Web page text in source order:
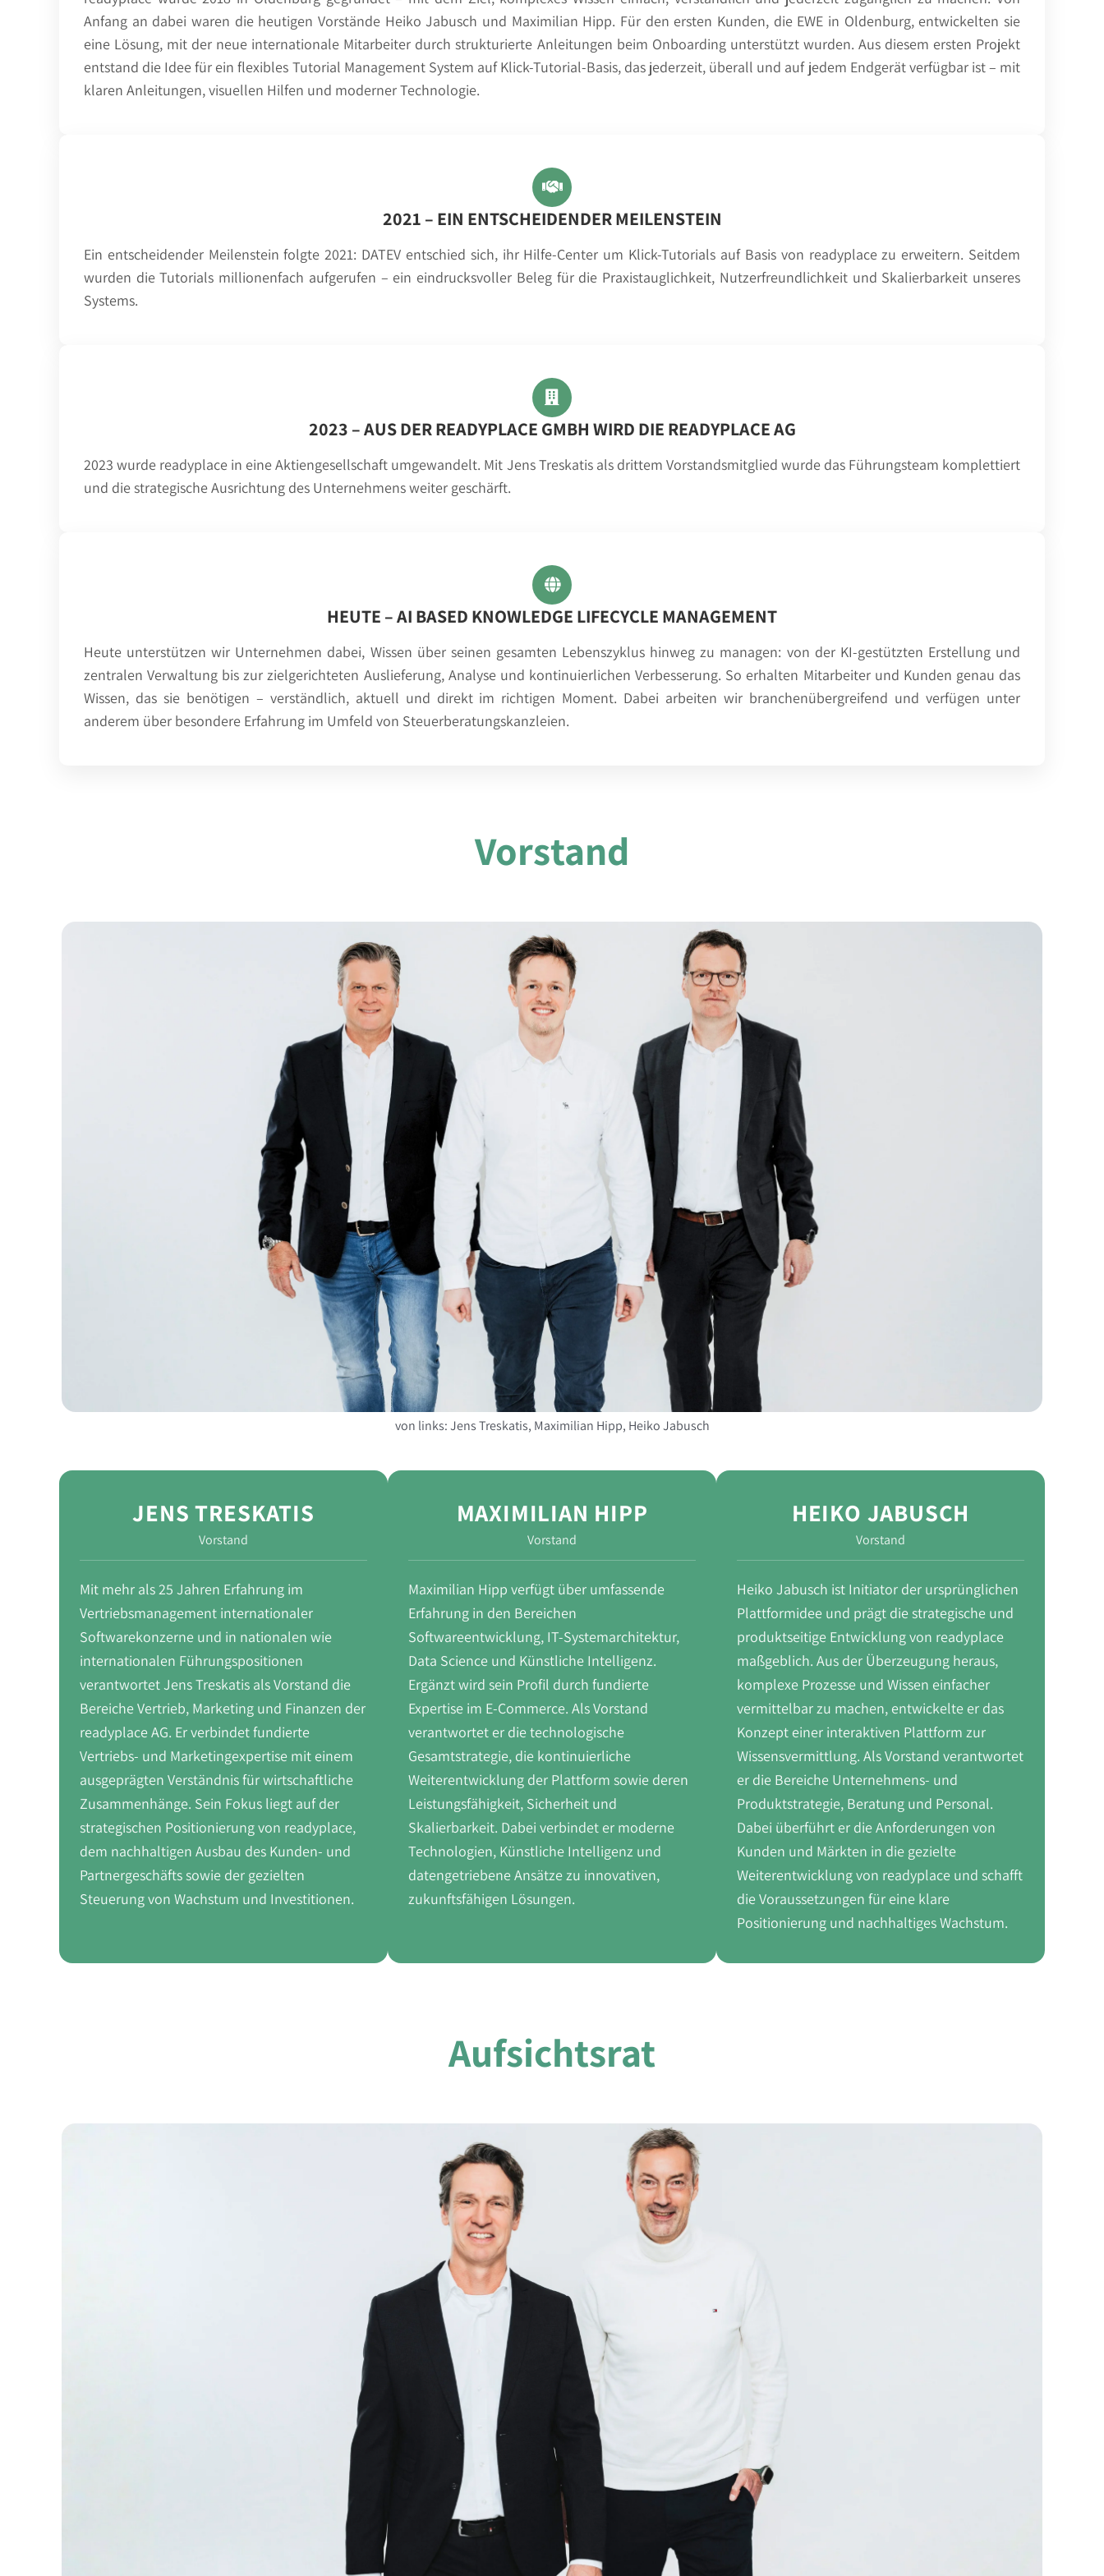
Anfang an dabei waren die heutigen Vorstände Heiko Jabusch und Maximilian Hipp. Für den ersten Kunden, die EWE in Oldenburg, entwickelten sie
eine Lösung, mit der neue internationale Mitarbeiter durch strukturierte Anleitungen beim Onboarding unterstützt wurden. Aus diesem ersten Projekt
entstand die Idee für ein flexibles Tutorial Management System auf Klick-Tutorial-Basis, das jederzeit, überall und auf jedem Endgerät verfügbar ist – mit
klaren Anleitungen, visuellen Hilfen und moderner Technologie.
2021 – EIN ENTSCHEIDENDER MEILENSTEIN
Ein entscheidender Meilenstein folgte 2021: DATEV entschied sich, ihr Hilfe-Center um Klick-Tutorials auf Basis von readyplace zu erweitern. Seitdem
wurden die Tutorials millionenfach aufgerufen – ein eindrucksvoller Beleg für die Praxistauglichkeit, Nutzerfreundlichkeit und Skalierbarkeit unseres
Systems.
2023 – AUS DER READYPLACE GMBH WIRD DIE READYPLACE AG
2023 wurde readyplace in eine Aktiengesellschaft umgewandelt. Mit Jens Treskatis als drittem Vorstandsmitglied wurde das Führungsteam komplettiert
und die strategische Ausrichtung des Unternehmens weiter geschärft.
HEUTE – AI BASED KNOWLEDGE LIFECYCLE MANAGEMENT
Heute unterstützen wir Unternehmen dabei, Wissen über seinen gesamten Lebenszyklus hinweg zu managen: von der KI-gestützten Erstellung und
zentralen Verwaltung bis zur zielgerichteten Auslieferung, Analyse und kontinuierlichen Verbesserung. So erhalten Mitarbeiter und Kunden genau das
Wissen, das sie benötigen – verständlich, aktuell und direkt im richtigen Moment. Dabei arbeiten wir branchenübergreifend und verfügen unter
anderem über besondere Erfahrung im Umfeld von Steuerberatungskanzleien.
Vorstand
von links: Jens Treskatis, Maximilian Hipp, Heiko Jabusch
JENS TRESKATIS
Vorstand
Mit mehr als 25 Jahren Erfahrung im
Vertriebsmanagement internationaler
Softwarekonzerne und in nationalen wie
internationalen Führungspositionen
verantwortet Jens Treskatis als Vorstand die
Bereiche Vertrieb, Marketing und Finanzen der
readyplace AG. Er verbindet fundierte
Vertriebs- und Marketingexpertise mit einem
ausgeprägten Verständnis für wirtschaftliche
Zusammenhänge. Sein Fokus liegt auf der
strategischen Positionierung von readyplace,
dem nachhaltigen Ausbau des Kunden- und
Partnergeschäfts sowie der gezielten
Steuerung von Wachstum und Investitionen.
MAXIMILIAN HIPP
Vorstand
Maximilian Hipp verfügt über umfassende
Erfahrung in den Bereichen
Softwareentwicklung, IT-Systemarchitektur,
Data Science und Künstliche Intelligenz.
Ergänzt wird sein Profil durch fundierte
Expertise im E-Commerce. Als Vorstand
verantwortet er die technologische
Gesamtstrategie, die kontinuierliche
Weiterentwicklung der Plattform sowie deren
Leistungsfähigkeit, Sicherheit und
Skalierbarkeit. Dabei verbindet er moderne
Technologien, Künstliche Intelligenz und
datengetriebene Ansätze zu innovativen,
zukunftsfähigen Lösungen.
HEIKO JABUSCH
Vorstand
Heiko Jabusch ist Initiator der ursprünglichen
Plattformidee und prägt die strategische und
produktseitige Entwicklung von readyplace
maßgeblich. Aus der Überzeugung heraus,
komplexe Prozesse und Wissen einfacher
vermittelbar zu machen, entwickelte er das
Konzept einer interaktiven Plattform zur
Wissensvermittlung. Als Vorstand verantwortet
er die Bereiche Unternehmens- und
Produktstrategie, Beratung und Personal.
Dabei überführt er die Anforderungen von
Kunden und Märkten in die gezielte
Weiterentwicklung von readyplace und schafft
die Voraussetzungen für eine klare
Positionierung und nachhaltiges Wachstum.
Aufsichtsrat